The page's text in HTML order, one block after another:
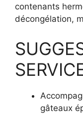
contenants
décongélation,
gâteaux